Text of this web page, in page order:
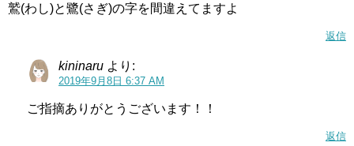
鷲(わし)と鷺(さぎ)の字を間違えてますよ
返信
kininaru より:
2019年9月8日 6:37 AM
ご指摘ありがとうございます！！
返信